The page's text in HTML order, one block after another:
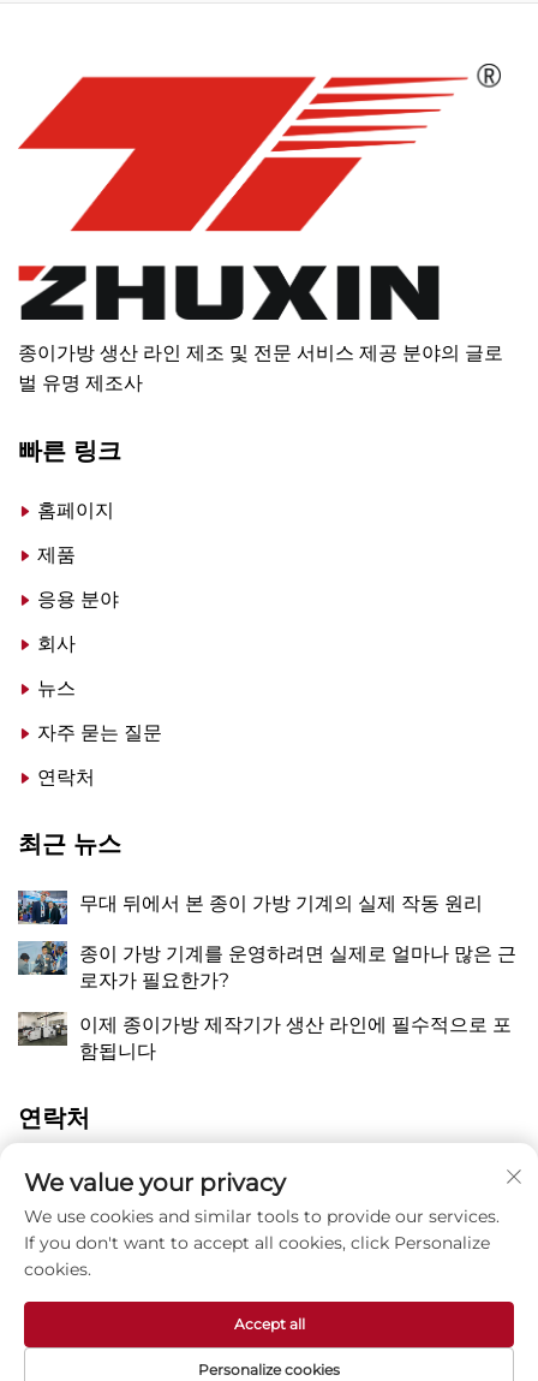
종이가방 생산 라인 제조 및 전문 서비스 제공 분야의 글로
벌 유명 제조사
빠른 링크
홈페이지
제품
응용 분야
회사
뉴스
자주 묻는 질문
연락처
최근 뉴스
무대 뒤에서 본 종이 가방 기계의 실제 작동 원리
종이 가방 기계를 운영하려면 실제로 얼마나 많은 근
로자가 필요한가?
이제 종이가방 제작기가 생산 라인에 필수적으로 포
함됩니다
연락처
A
중국 절강성 온주시 핑양현 만천진 장치오 동 량유로
118번지
P 8615988795434
We value your privacy
We use cookies and similar tools to provide our services.
If you don't want to accept all cookies, click Personalize
cookies.
Personalize cookies
Accept all